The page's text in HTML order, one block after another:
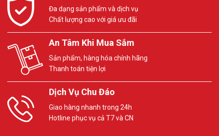
Đa dạng sản phẩm và dịch vụ
Chất lượng cao với giá ưu đãi
An Tâm Khi Mua Sắm
Sản phẩm, hàng hóa chính hãng
Thanh toán tiện lợi
Dịch Vụ Chu Đáo
Giao hàng nhanh trong 24h
Hotline phục vụ cả T7 và CN